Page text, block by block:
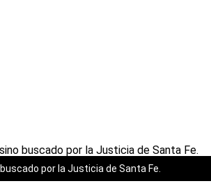
por la Justicia de Santa Fe.